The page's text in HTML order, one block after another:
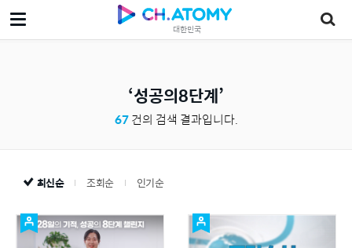
대한민국
성공의8단계
67건의 검색 결과입니다.
최신순 조회순 인기순